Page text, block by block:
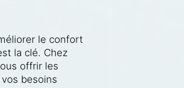
le confort
la clé. Chez
offrir les
besoins